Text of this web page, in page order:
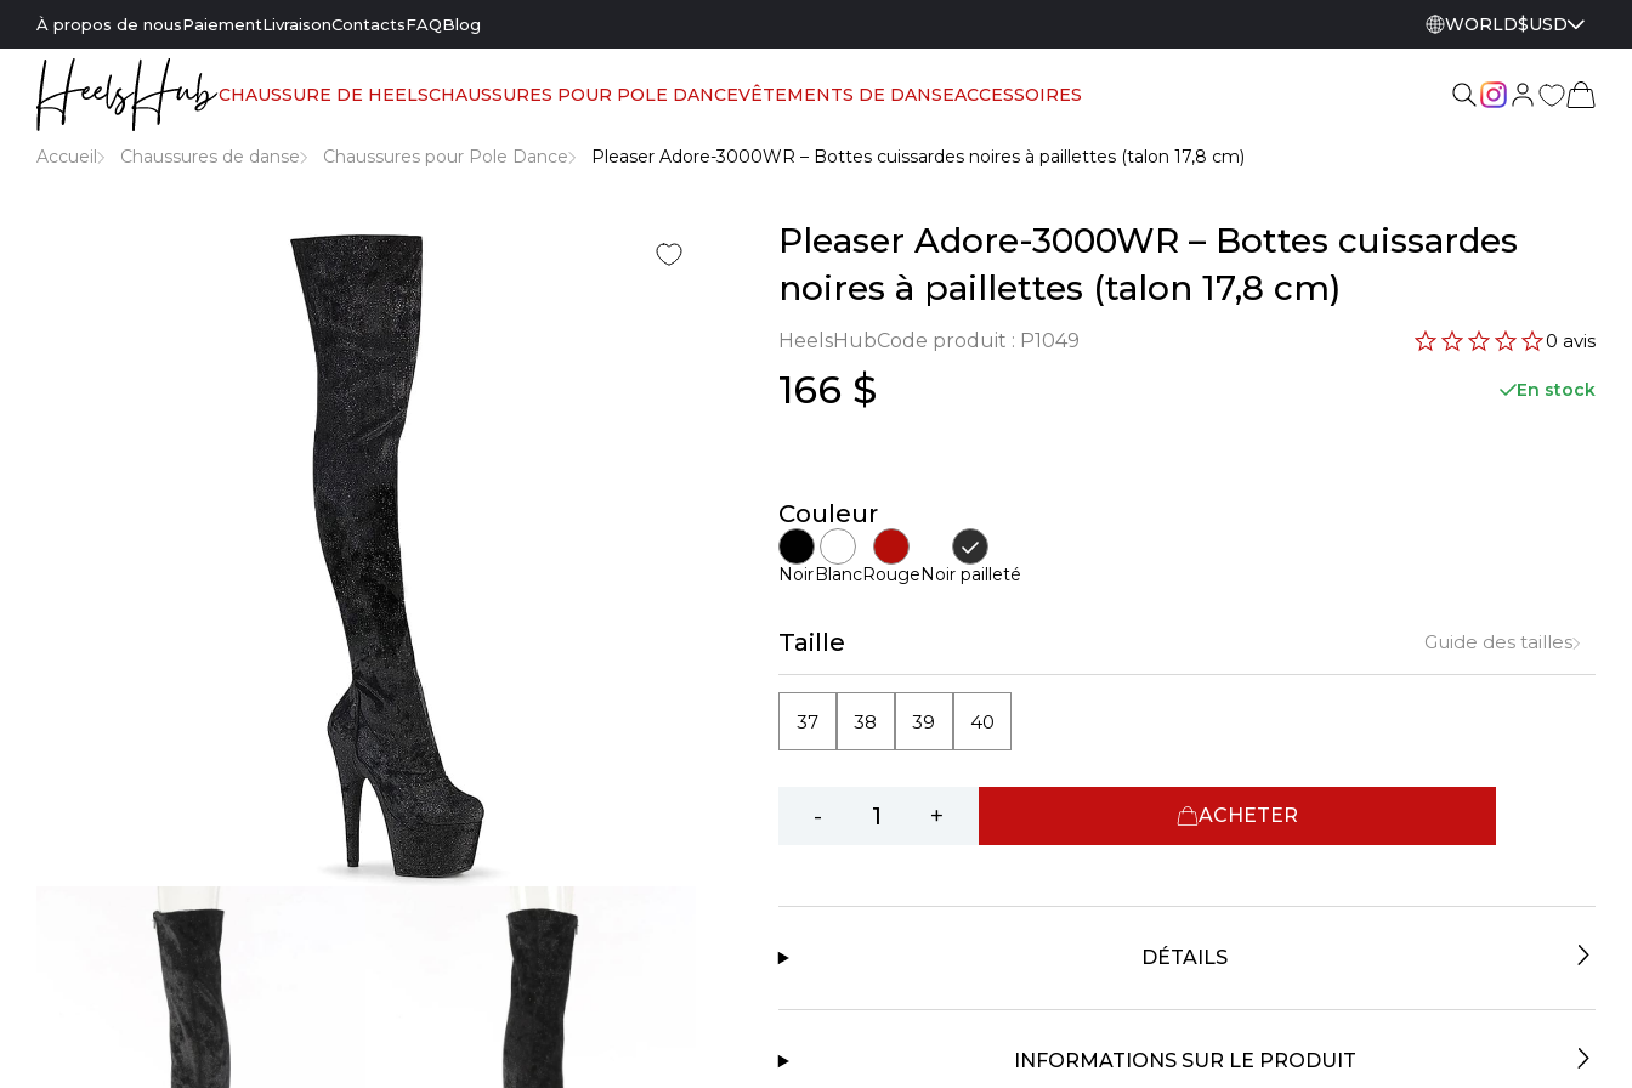
À propos de nousPaiementLivraisonContactsFAQBlog WORLD$USD
CHAUSSURE DE HEELSCHAUSSURES POUR POLE DANCEVÊTEMENTS DE DANSEACCESSOIRES
Accueil Chaussures de danse Chaussures pour Pole Dance Pleaser Adore-3000WR – Bottes cuissardes noires à paillettes (talon 17,8 cm)
Pleaser Adore-3000WR – Bottes cuissardes
noires à paillettes (talon 17,8 cm)
HeelsHubCode produit : P1049 0 avis
166 $ En stock
Couleur
NoirBlancRougeNoir pailleté
Taille Guide des tailles
37 38 39 40
- + ACHETER
DÉTAILS
INFORMATIONS SUR LE PRODUIT